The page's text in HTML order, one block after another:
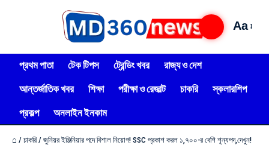
Aa
প্রথম পাতা টেক টিপস ট্রেন্ডিং খবর
রাজ্য ও দেশ
আন্তর্জাতিক খবর
শিক্ষা পরীক্ষা ও রেজাল্ট চাকরি
স্কলারশিপ
প্রকল্প
অনলাইন ইনকাম
⌂ / চাকরি / জুনিয়র ইঞ্জিনিয়ার পদে বিশাল নিয়োগ! SSC প্রকাশ করল ১,৭০০-র বেশি শূন্যপদ,দেখুন!